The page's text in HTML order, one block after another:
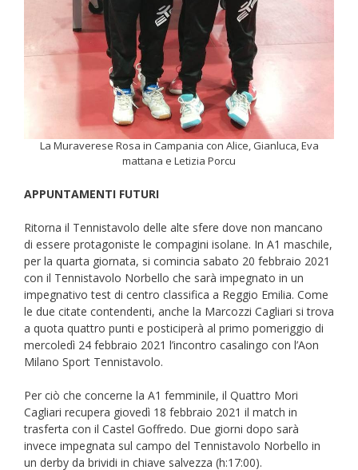
La Muraverese Rosa in Campania con Alice, Gianluca, Eva
mattana e Letizia Porcu
APPUNTAMENTI FUTURI
Ritorna il Tennistavolo delle alte sfere dove non mancano
di essere protagoniste le compagini isolane. In A1 maschile,
per la quarta giornata, si comincia sabato 20 febbraio 2021
con il Tennistavolo Norbello che sarà impegnato in un
impegnativo test di centro classifica a Reggio Emilia. Come
le due citate contendenti, anche la Marcozzi Cagliari si trova
a quota quattro punti e posticiperà al primo pomeriggio di
mercoledì 24 febbraio 2021 l’incontro casalingo con l’Aon
Milano Sport Tennistavolo.
Per ciò che concerne la A1 femminile, il Quattro Mori
Cagliari recupera giovedì 18 febbraio 2021 il match in
trasferta con il Castel Goffredo. Due giorni dopo sarà
invece impegnata sul campo del Tennistavolo Norbello in
un derby da brividi in chiave salvezza (h:17:00).